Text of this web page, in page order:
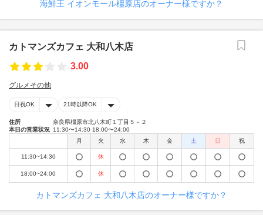
海鮮王 イオンモール橿原店のオーナー様ですか？
カトマンズカフェ 大和八木店
3.00
グルメその他
日祝OK 21時以降OK
住所
奈良県橿原市北八木町１丁目５－２
本日の営業状況 11:30〜14:30 18:00〜24:00
月
火 水 木 金 土 日 祝
11:30~14:30 休
18:00~24:00 休
カトマンズカフェ 大和八木店のオーナー様ですか？